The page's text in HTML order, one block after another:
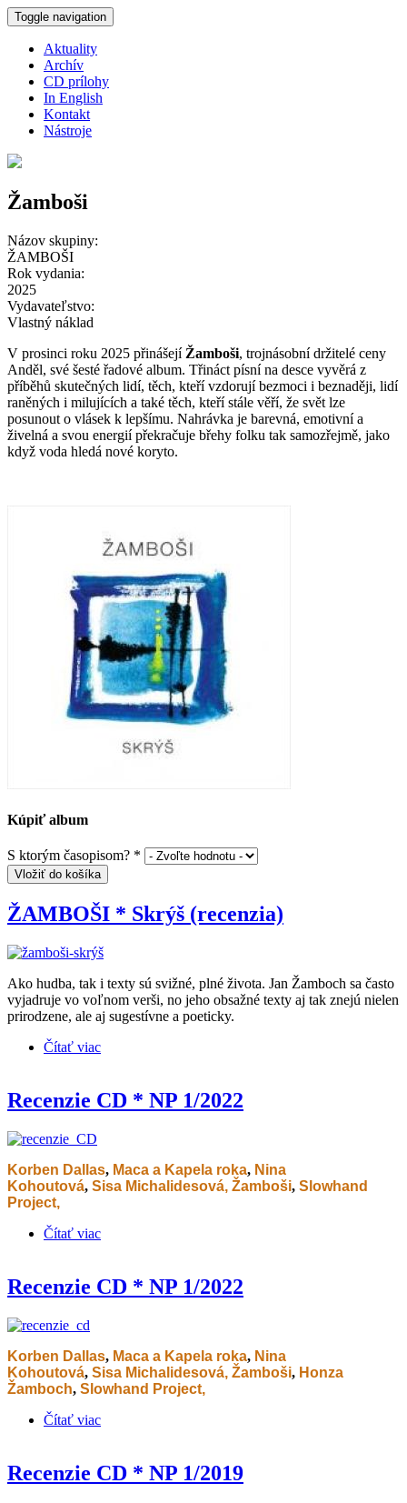
Skočiť na hlavný obsah
Toggle navigation
Aktuality
Archív
CD prílohy
In English
Kontakt
Nástroje
Žamboši
Názov skupiny:
ŽAMBOŠI
Rok vydania:
2025
Vydavateľstvo:
Vlastný náklad
V prosinci roku 2025 přinášejí Žamboši, trojnásobní držitelé ceny
Anděl, své šesté řadové album. Třináct písní na desce vyvěrá z
příběhů skutečných lidí, těch, kteří vzdorují bezmoci i beznaději, lidí
raněných i milujících a také těch, kteří stále věří, že svět lze
posunout o vlásek k lepšímu. Nahrávka je barevná, emotivní a
živelná a svou energií překračuje břehy folku tak samozřejmě, jako
když voda hledá nové koryto.
Kúpiť album
S ktorým časopisom? *
Vložiť do košíka
ŽAMBOŠI * Skrýš (recenzia)
Ako hudba, tak i texty sú svižné, plné života. Jan Žamboch sa často
vyjadruje vo voľnom verši, no jeho obsažné texty aj tak znejú nielen
prirodzene, ale aj sugestívne a poeticky.
Čítať viac
Recenzie CD * NP 1/2022
Korben Dallas, Maca a Kapela roka, Nina
Kohoutová, Sisa Michalidesová, Žamboši, Slowhand
Project,
Čítať viac
Recenzie CD * NP 1/2022
Korben Dallas, Maca a Kapela roka, Nina
Kohoutová, Sisa Michalidesová, Žamboši, Honza
Žamboch, Slowhand Project,
Čítať viac
Recenzie CD * NP 1/2019